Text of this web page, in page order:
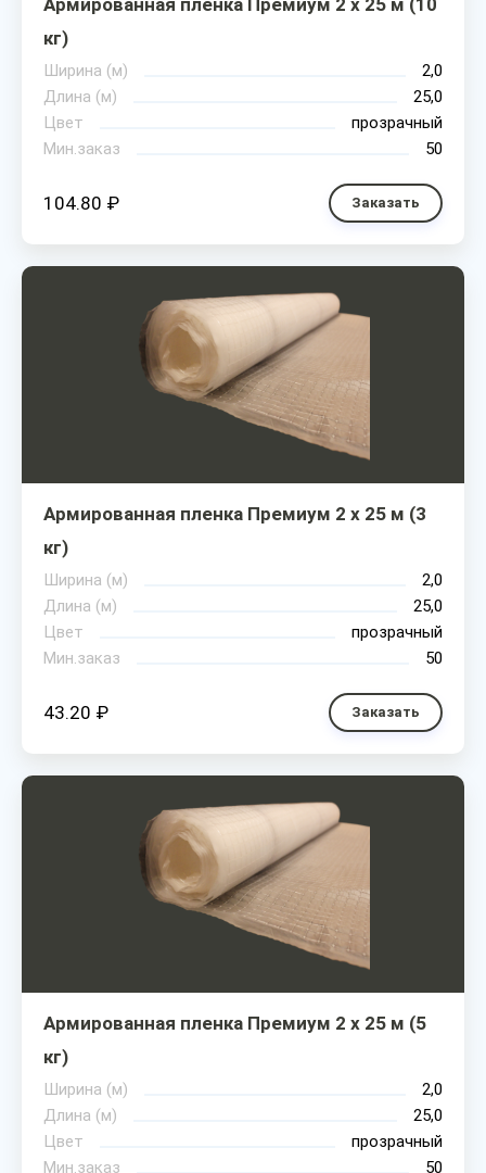
Армированная пленка Премиум 2 х 25 м (10
кг)
Ширина (м)
2,0
Длина (м)
25,0
Цвет
прозрачный
Мин.заказ
50
104.80 ₽ Заказать
Армированная пленка Премиум 2 х 25 м (3
кг)
Ширина (м)
2,0
Длина (м)
25,0
Цвет
прозрачный
Мин.заказ
50
43.20 ₽ Заказать
Армированная пленка Премиум 2 х 25 м (5
кг)
Ширина (м)
2,0
Длина (м)
25,0
Цвет
прозрачный
Мин.заказ
50